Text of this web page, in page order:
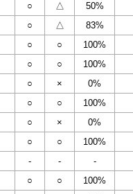
○ △ 50%
○ △ 83%
○ ○ 100%
○ ○ 100%
○ × 0%
○ ○ 100%
○ × 0%
○ ○ 100%
- - -
○ ○ 100%